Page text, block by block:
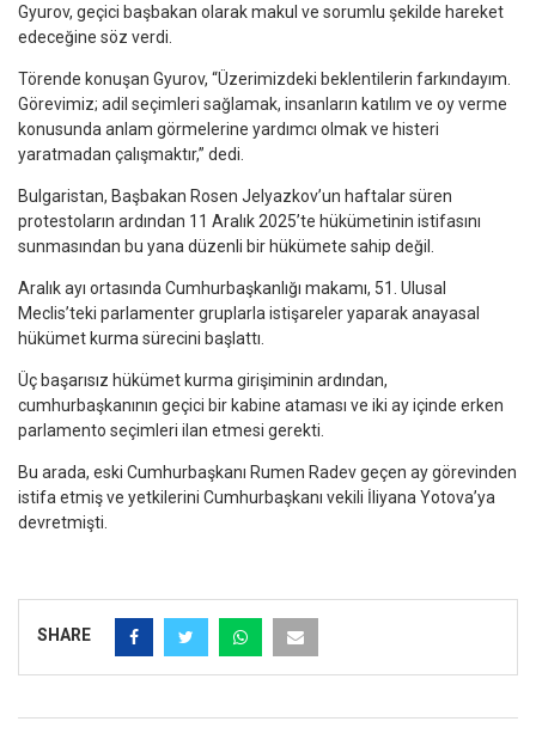
Gyurov, geçici başbakan olarak makul ve sorumlu şekilde hareket
edeceğine söz verdi.
Törende konuşan Gyurov, “Üzerimizdeki beklentilerin farkındayım.
Görevimiz; adil seçimleri sağlamak, insanların katılım ve oy verme
konusunda anlam görmelerine yardımcı olmak ve histeri
yaratmadan çalışmaktır,” dedi.
Bulgaristan, Başbakan Rosen Jelyazkov’un haftalar süren
protestoların ardından 11 Aralık 2025’te hükümetinin istifasını
sunmasından bu yana düzenli bir hükümete sahip değil.
Aralık ayı ortasında Cumhurbaşkanlığı makamı, 51. Ulusal
Meclis’teki parlamenter gruplarla istişareler yaparak anayasal
hükümet kurma sürecini başlattı.
Üç başarısız hükümet kurma girişiminin ardından,
cumhurbaşkanının geçici bir kabine ataması ve iki ay içinde erken
parlamento seçimleri ilan etmesi gerekti.
Bu arada, eski Cumhurbaşkanı Rumen Radev geçen ay görevinden
istifa etmiş ve yetkilerini Cumhurbaşkanı vekili İliyana Yotova’ya
devretmişti.
SHARE